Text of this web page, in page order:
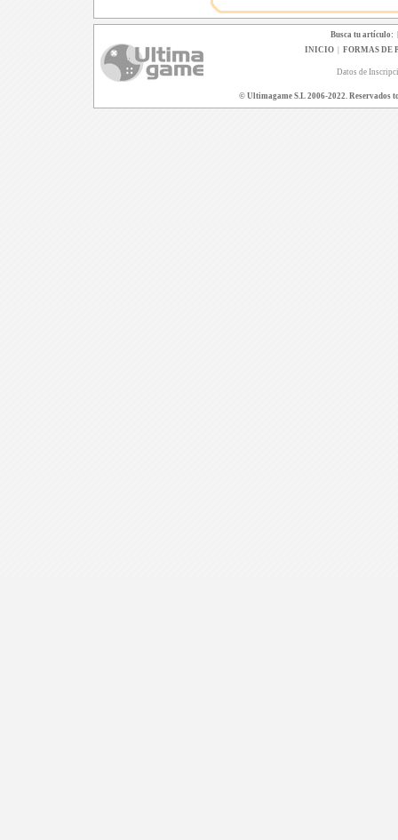
Busca tu artículo:
INICIO| FORMAS DE
Datos de
© Ultimagame S.L 2006-2022. Reservados